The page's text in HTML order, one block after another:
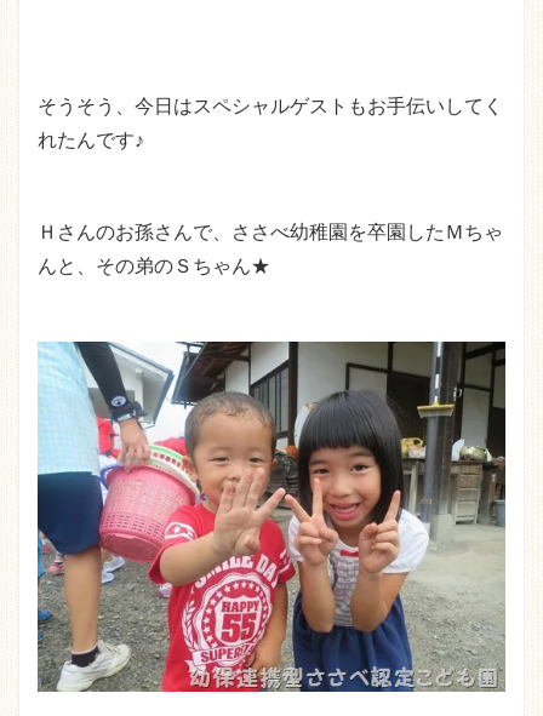
そうそう、今日はスペシャルゲストもお手伝いしてく
れたんです♪
Ｈさんのお孫さんで、ささべ幼稚園を卒園したＭちゃ
んと、その弟のＳちゃん★